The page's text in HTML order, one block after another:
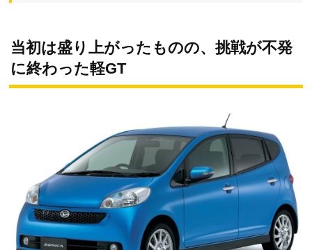
当初は盛り上がったものの、挑戦が不発
に終わった軽GT